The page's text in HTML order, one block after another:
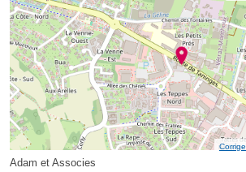
Adam et Associes